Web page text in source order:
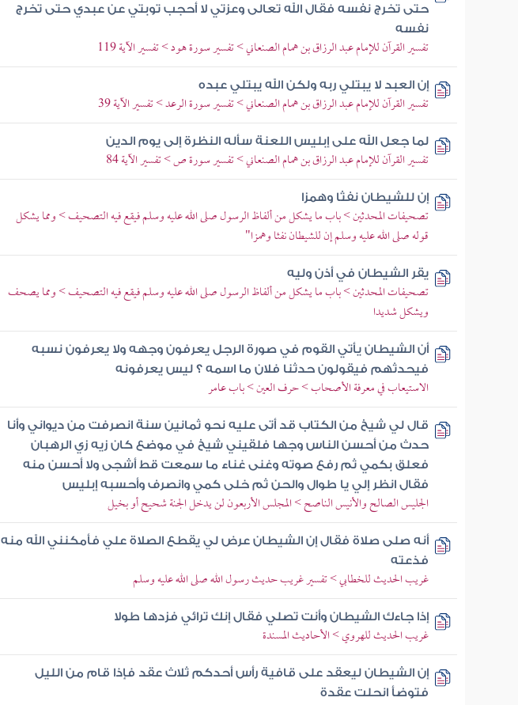
حتى تخرج نفسه فقال الله تعالى وعزتي لا أحجب توبتي عن عبدي حتى تخرج
نفسه
تفسير القرآن للإمام عبد الرزاق بن همام الصنعاني > تفسير سورة هود > تفسير الآية 119
إن العبد لا يبتلي ربه ولكن الله يبتلي عبده
تفسير القرآن للإمام عبد الرزاق بن همام الصنعاني > تفسير سورة الرعد > تفسير الآية 39
لما جعل الله على إبليس اللعنة سأله النظرة إلى يوم الدين
تفسير القرآن للإمام عبد الرزاق بن همام الصنعاني > تفسير سورة ص > تفسير الآية 84
إن للشيطان نفثا وهمزا
تصحيفات المحدثين > باب ما يشكل من ألفاظ الرسول صلى الله عليه وسلم فيقع فيه التصحيف > ومما يشكل
قوله صلى الله عليه وسلم إن للشيطان نفثا وهمزا"
يقر الشيطان في أذن وليه
تصحيفات المحدثين > باب ما يشكل من ألفاظ الرسول صلى الله عليه وسلم فيقع فيه التصحيف > ومما يصحف
ويشكل شديدا
أن الشيطان يأتي القوم في صورة الرجل يعرفون وجهه ولا يعرفون نسبه
فيحدثهم فيقولون حدثنا فلان ما اسمه ؟ ليس يعرفونه
الاستيعاب في معرفة الأصحاب > حرف العين > باب عامر
قال لي شيخ من الكتاب قد أتى عليه نحو ثمانين سنة انصرفت من ديواني وأنا
حدث من أحسن الناس وجها فلقيني شيخ في موضع كان زيه زي الرهبان
فعلق بكمي ثم رفع صوته وغنى غناء ما سمعت قط أشجى ولا أحسن منه
فقال انظر إلي يا طوال والحن ثم خلى كمي وانصرف وأحسبه إبليس
الجليس الصالح والأنيس الناصح > المجلس الأربعون لن يدخل الجنة شحيح أو بخيل
أنه صلى صلاة فقال إن الشيطان عرض لي يقطع الصلاة علي فأمكنني الله منه
فذعته
غريب الحديث للخطابي > تفسير غريب حديث رسول الله صلى الله عليه وسلم
إذا جاءك الشيطان وأنت تصلي فقال إنك ترائي فزدها طولا
غريب الحديث للهروي > الأحاديث المسندة
إن الشيطان ليعقد على قافية رأس أحدكم ثلاث عقد فإذا قام من الليل
فتوضأ انحلت عقدة